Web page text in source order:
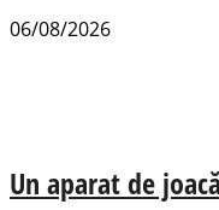
06/08/2026
Un aparat de